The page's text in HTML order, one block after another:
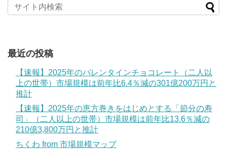
最近の投稿
【速報】2025年のバレンタインチョコレート（二人以
上の世帯）市場規模は前年比6.4％減の301億200万円と
推計
【速報】2025年の恵方巻きをはじめとする「節分の寿
司」（二人以上の世帯）市場規模は前年比13.6％減の
210億3,800万円と推計
ちくわ from 市場規模マップ